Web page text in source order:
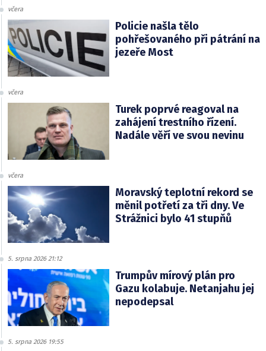
včera
Policie našla tělo
pohřešovaného při pátrání na
jezeře Most
včera
Turek poprvé reagoval na
zahájení trestního řízení.
Nadále věří ve svou nevinu
včera
Moravský teplotní rekord se
měnil potřetí za tři dny. Ve
Strážnici bylo 41 stupňů
5. srpna 2026 21:12
Trumpův mírový plán pro
Gazu kolabuje. Netanjahu jej
nepodepsal
5. srpna 2026 19:55